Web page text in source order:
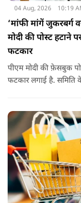
04 Aug, 2026 10:19
‘मांफी मांगें जुकरबर्ग
मोदी की पोस्ट हटाने
फटकार
पीएम मोदी की फ़ेसबुक
फटकार लगाई है. समिति
पड़ सकता है.